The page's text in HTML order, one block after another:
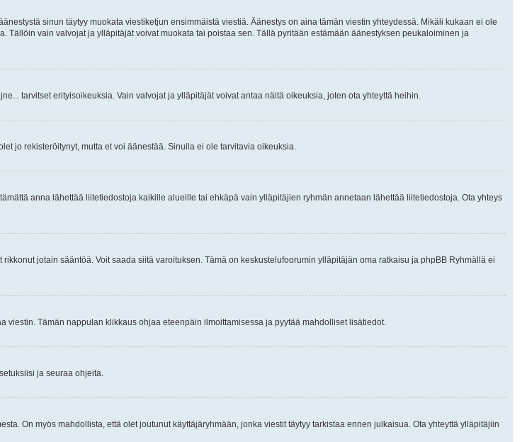
sinun täytyy muokata viestiketjun ensimmäistä viestiä. Äänestys on aina tämän viestin yhteydessä. Mikäli kukaan ei ole
Tällöin vain valvojat ja ylläpitäjät voivat muokata tai poistaa sen. Tällä pyritään estämään äänestyksen peukaloiminen ja
tarvitset erityisoikeuksia. Vain valvojat ja ylläpitäjät voivat antaa näitä oikeuksia, joten ota yhteyttä heihin.
jo rekisteröitynyt, mutta et voi äänestää. Sinulla ei ole tarvitavia oikeuksia.
anna lähettää liitetiedostoja kaikille alueille tai ehkäpä vain ylläpitäjien ryhmän annetaan lähettää liitetiedostoja. Ota yhteys
jotain sääntöä. Voit saada siitä varoituksen. Tämä on keskustelufoorumin ylläpitäjän oma ratkaisu ja phpBB Ryhmällä ei
Tämän nappulan klikkaus ohjaa eteenpäin ilmoittamisessa ja pyytää mahdolliset lisätiedot.
ja seuraa ohjeita.
On myös mahdollista, että olet joutunut käyttäjäryhmään, jonka viestit täytyy tarkistaa ennen julkaisua. Ota yhteyttä ylläpitäjiin